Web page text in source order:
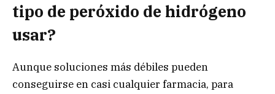
tipo de peróxido de hidrógeno
usar?
Aunque soluciones más débiles pueden
conseguirse en casi cualquier farmacia, para